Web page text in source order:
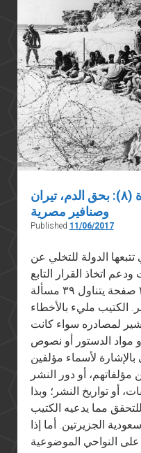
هزيمة يونيو المستمرة (٨): بحق الدم، تيران
وصنافير مصرية
Published 11/06/2017
الدولة للتخلي عن
اتخاذ القرار التابع
لمجلس الوزراء كتيبا من ٣٣ صفحة يتناول ٣٩ مسألة
الكتيب مليء بالأخطاء
لمصادره سواء كانت
مواد الدستور أو نصوص
بالإشارة لأسماء مؤلفين
مؤلفاتهم، أو دور النشر
أو تواريخ النشر؛ وبذا
مما يدعيه الكتيب
الجزيرتين. أما إذا
على النواحي الموضوعية